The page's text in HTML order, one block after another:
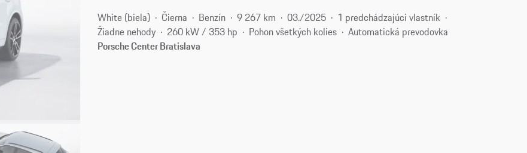
White (biela) Čierna Benzín 9 267 km 03./2025
1 predchádzajúci vlastník
Žiadne nehody
260 kW / 353 hp Pohon všetkých kolies
Automatická prevodovka
Porsche Center Bratislava